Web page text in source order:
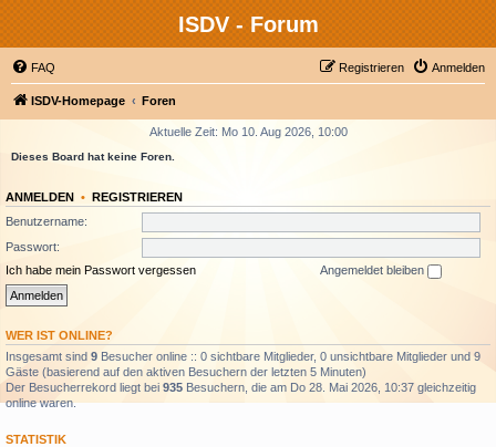
ISDV - Forum
FAQ Anmelden
Registrieren
ISDV-Homepage Foren
Aktuelle Zeit: Mo 10. Aug 2026, 10:00
Dieses Board hat keine Foren.
ANMELDEN • REGISTRIEREN
Benutzername:
Passwort:
Ich habe mein Passwort vergessen
Angemeldet bleiben
WER IST ONLINE?
Insgesamt sind 9 Besucher online :: 0 sichtbare Mitglieder, 0 unsichtbare Mitglieder und 9
Gäste (basierend auf den aktiven Besuchern der letzten 5 Minuten)
Der Besucherrekord liegt bei 935 Besuchern, die am Do 28. Mai 2026, 10:37 gleichzeitig
online waren.
STATISTIK